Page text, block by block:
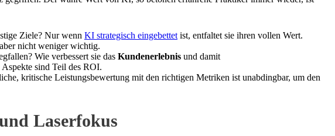
Ziele? Nur wenn KI strategisch eingebettet ist, entfaltet sie ihren vollen Wert.
nicht weniger wichtig.
Wie verbessert sie das Kundenerlebnis und damit
sind Teil des ROI.
kritische Leistungsbewertung mit den richtigen Metriken ist unabdingbar, um den
Laserfokus